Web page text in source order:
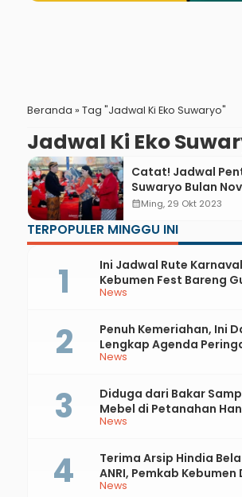
Beranda » Tag "Jadwal Ki Eko Suwaryo"
Jadwal Ki Eko
Catat! Jadwal
Suwaryo Bulan
calendar_monthMing, 29 Okt 2023
TERPOPULER MINGGU INI
News
Ini Jadwal Rute
Kebumen Fest Bareng
News
Penuh Kemeriahan, Ini
Lengkap Agenda
81 RI dan Hari Jadi ke-
News
Diduga dari Bakar
Mebel di Petanahan
Api
News
Terima Arsip Hindia
ANRI, Pemkab Kebumen
Integrasi Sejarah,